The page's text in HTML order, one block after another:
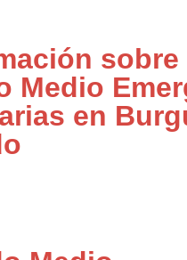
sobre
Medio
en